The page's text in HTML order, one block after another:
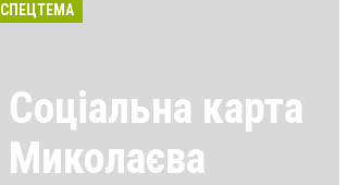
СПЕЦТЕМА
Соціальна карта
Миколаєва